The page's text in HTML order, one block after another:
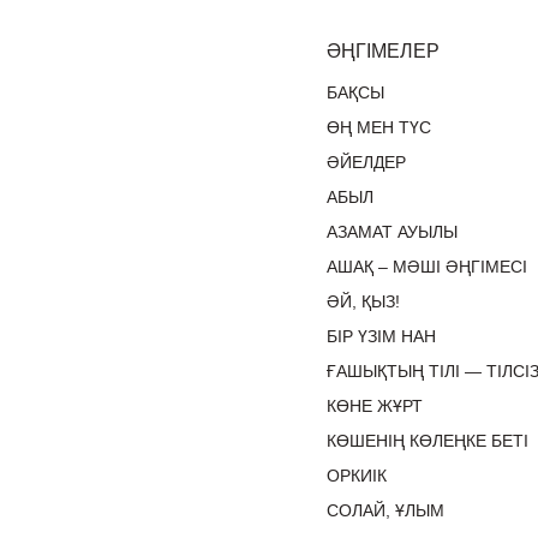
ӘҢГІМЕЛЕР
БАҚСЫ
ӨҢ МЕН ТҮС
ӘЙЕЛДЕР
АБЫЛ
АЗАМАТ АУЫЛЫ
АШАҚ – МӘШІ ӘҢГІМЕСІ
ӘЙ, ҚЫЗ!
БІР ҮЗІМ НАН
ҒАШЫҚТЫҢ ТІЛІ —
КӨНЕ ЖҰРТ
КӨШЕНІҢ КӨЛЕҢКЕ БЕТІ
ОРКИІК
СОЛАЙ, ҰЛЫМ